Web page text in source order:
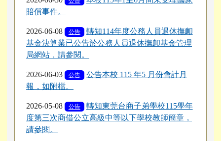
賠償事件。
2026-06-08 公告
轉知114年度公務人員退休撫卹
基金決算業已公告於公務人員退休撫卹基金管理
局網站，請參閱。
2026-06-03 公告
公告本校 115 年5 月份會計月
報，如附檔。
2026-05-08 公告
轉知東莞台商子弟學校115學年
度第三次商借公立高級中等以下學校教師簡章，
請參閱。